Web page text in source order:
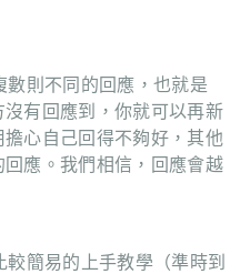
則不同的回應，也就是
有回應到，你就可以再新
心自己回得不夠好，其他
應。我們相信，回應會越
簡易的上手教學（準時到